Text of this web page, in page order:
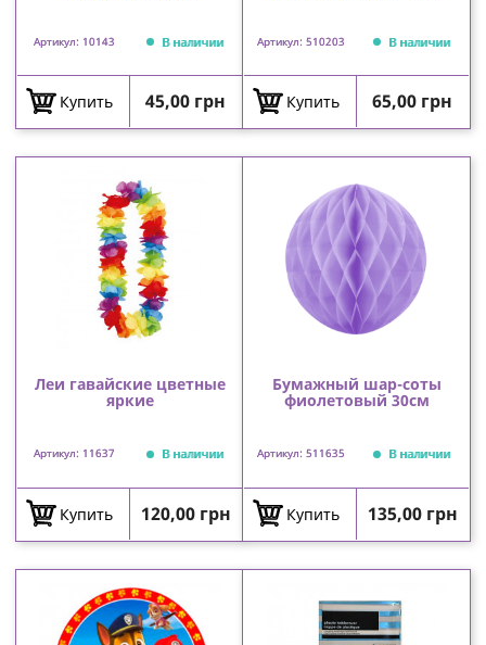
Артикул: 10143 В наличии
Купить Цена
45,00 грн
Артикул: 510203 В наличии
Купить Цена
65,00 грн
Леи гавайские цветные
яркие
Артикул: 11637 В наличии
Купить Цена
120,00 грн
Бумажный шар-соты
фиолетовый 30см
Артикул: 511635 В наличии
Купить Цена
135,00 грн